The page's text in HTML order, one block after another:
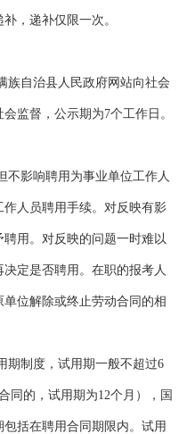
，递补仅限一次。
族自治县人民政府网站向社会
监督，公示期为7个工作日。
不影响聘用为事业单位工作人
人员聘用手续。对反映有影
用。对反映的问题一时难以
定是否聘用。在职的报考人
位解除或终止劳动合同的相
期制度，试用期一般不超过6
同的，试用期为12个月），国
括在聘用合同期限内。试用